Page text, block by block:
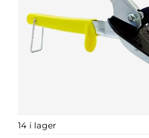
14 i lager